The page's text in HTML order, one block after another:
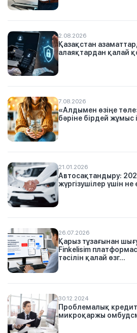
2.08.2026
Қазақстан
алаяқтардан қалай
7.08.2026
«Алдымен өзіңе
бәріне бірдей жұмыс
21.01.2026
Автосақтандыру:
жүргізушілер үшін не
26.07.2026
Қарыз тұзағынан
Finkelisim
тәсілін қалай өзг...
30.12.2024
Проблемалық
микроқаржы